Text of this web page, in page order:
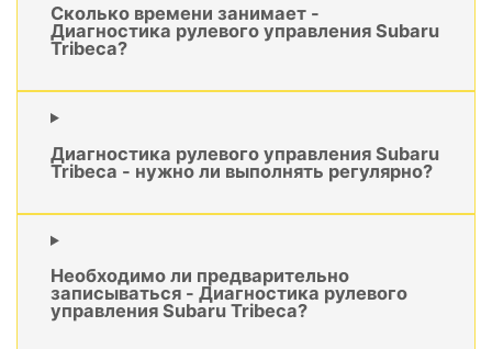
Сколько времени занимает -
Диагностика рулевого управления Subaru
Tribeca?
Диагностика рулевого управления Subaru
Tribeca - нужно ли выполнять регулярно?
Необходимо ли предварительно
записываться - Диагностика рулевого
управления Subaru Tribeca?